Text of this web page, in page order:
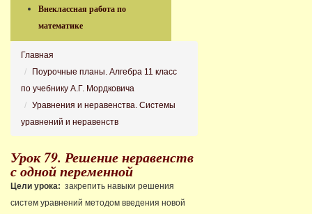
Внеклассная работа по
математике
Главная
Поурочные планы. Алгебра 11 класс
по учебнику А.Г. Мордковича
Уравнения и неравенства. Системы
уравнений и неравенств
Урок 79. Решение неравенств
с одной переменной
Цели урока: закрепить навыки решения
систем уравнений методом введения новой